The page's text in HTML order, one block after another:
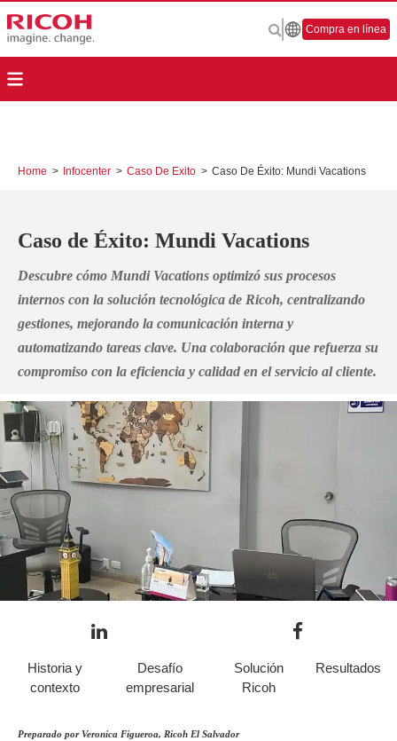
Compra en línea
Home > Infocenter > Caso De Exito > Caso De Éxito: Mundi Vacations
Caso de Éxito: Mundi Vacations
Descubre cómo Mundi Vacations optimizó sus procesos
internos con la solución tecnológica de Ricoh, centralizando
gestiones, mejorando la comunicación interna y
automatizando tareas clave. Una colaboración que refuerza su
compromiso con la eficiencia y calidad en el servicio al cliente.
Historia y
contexto
Desafío
empresarial
Solución
Ricoh
Resultados
Preparado por Veronica Figueroa, Ricoh El Salvador